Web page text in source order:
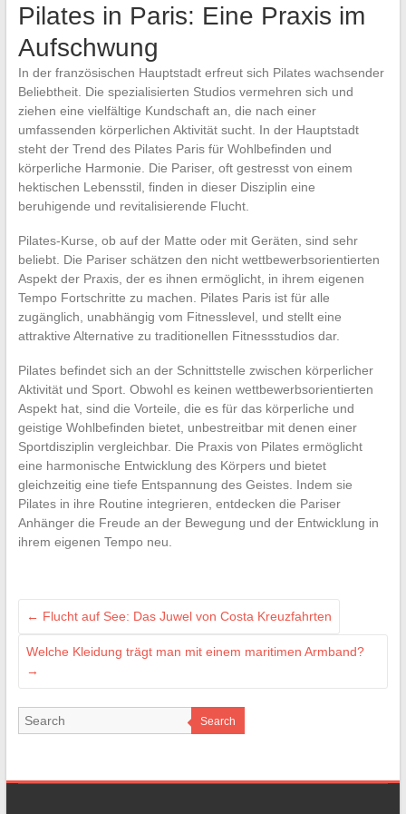
Pilates in Paris: Eine Praxis im
Aufschwung
In der französischen Hauptstadt erfreut sich Pilates wachsender
Beliebtheit. Die spezialisierten Studios vermehren sich und
ziehen eine vielfältige Kundschaft an, die nach einer
umfassenden körperlichen Aktivität sucht. In der Hauptstadt
steht der Trend des Pilates Paris für Wohlbefinden und
körperliche Harmonie. Die Pariser, oft gestresst von einem
hektischen Lebensstil, finden in dieser Disziplin eine
beruhigende und revitalisierende Flucht.
Pilates-Kurse, ob auf der Matte oder mit Geräten, sind sehr
beliebt. Die Pariser schätzen den nicht wettbewerbsorientierten
Aspekt der Praxis, der es ihnen ermöglicht, in ihrem eigenen
Tempo Fortschritte zu machen. Pilates Paris ist für alle
zugänglich, unabhängig vom Fitnesslevel, und stellt eine
attraktive Alternative zu traditionellen Fitnessstudios dar.
Pilates befindet sich an der Schnittstelle zwischen körperlicher
Aktivität und Sport. Obwohl es keinen wettbewerbsorientierten
Aspekt hat, sind die Vorteile, die es für das körperliche und
geistige Wohlbefinden bietet, unbestreitbar mit denen einer
Sportdisziplin vergleichbar. Die Praxis von Pilates ermöglicht
eine harmonische Entwicklung des Körpers und bietet
gleichzeitig eine tiefe Entspannung des Geistes. Indem sie
Pilates in ihre Routine integrieren, entdecken die Pariser
Anhänger die Freude an der Bewegung und der Entwicklung in
ihrem eigenen Tempo neu.
← Flucht auf See: Das Juwel von Costa Kreuzfahrten
Welche Kleidung trägt man mit einem maritimen Armband?
→
Search